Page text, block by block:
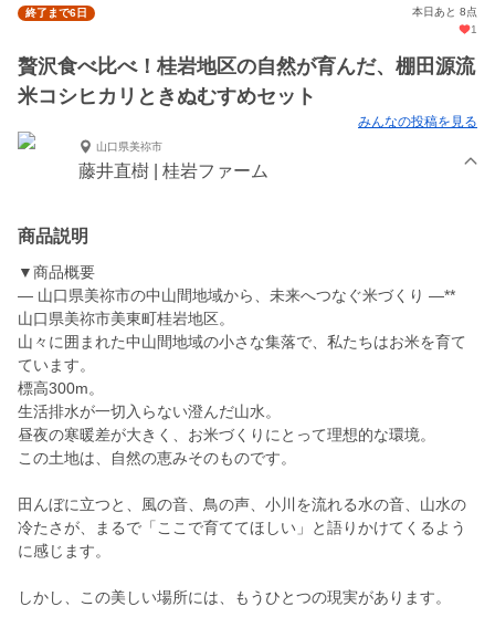
終了まで6日
本日あと 8点
1
贅沢食べ比べ！桂岩地区の自然が育んだ、棚田源流
米コシヒカリときぬむすめセット
みんなの投稿を見る
山口県美祢市
藤井直樹 | 桂岩ファーム
商品説明
▼商品概要
— 山口県美祢市の中山間地域から、未来へつなぐ米づくり —**
山口県美祢市美東町桂岩地区。
山々に囲まれた中山間地域の小さな集落で、私たちはお米を育て
ています。
標高300m。
生活排水が一切入らない澄んだ山水。
昼夜の寒暖差が大きく、お米づくりにとって理想的な環境。
この土地は、自然の恵みそのものです。
田んぼに立つと、風の音、鳥の声、小川を流れる水の音、山水の
冷たさが、まるで「ここで育ててほしい」と語りかけてくるよう
に感じます。
しかし、この美しい場所には、もうひとつの現実があります。